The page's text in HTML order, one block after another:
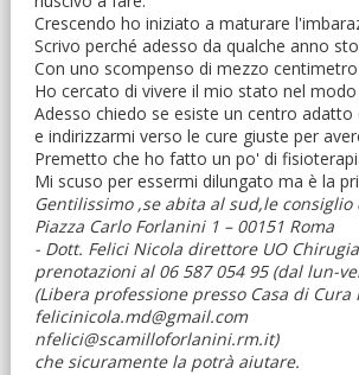
Crescendo ho iniziato a maturare
Scrivo perché adesso da qualche anno
Con uno scompenso di mezzo
Ho cercato di vivere il mio stato nel
Adesso chiedo se esiste un centro
e indirizzarmi verso le cure giuste per
Premetto che ho fatto un po' di
Mi scuso per essermi dilungato ma è la
Gentilissimo ,se abita al sud,le
Piazza Carlo Forlanini 1 – 00151 Roma
- Dott. Felici Nicola direttore UO
prenotazioni al 06 587 054 95 (dal lun-
(Libera professione presso Casa di
felicinicola.md@gmail.com
nfelici@scamilloforlanini.rm.it)
che sicuramente la potrà aiutare.